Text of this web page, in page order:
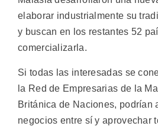
elaborar industrialmente su
y buscan en los restantes 52
comercializarla.
Si todas las interesadas se
la Red de Empresarias de la
Británica de Naciones, podrían
negocios entre sí y aprovechar